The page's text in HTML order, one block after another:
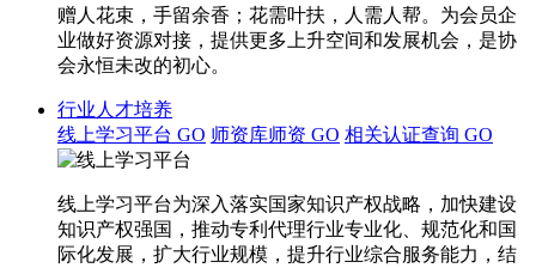
赠人花束，手留余香；花需叶扶，人需人帮。为会员企
业做好资源对接，提供更多上升空间和发展机会，是协
会永恒未改的初心。
行业人才培养
线上学习平台 GO 师资库师资 GO 相关认证查询 GO
线上学习平台为深入落实国家知识产权战略，加快建设
知识产权强国，推动专利代理行业专业化、规范化和国
际化发展，扩大行业规模，提升行业综合服务能力，结